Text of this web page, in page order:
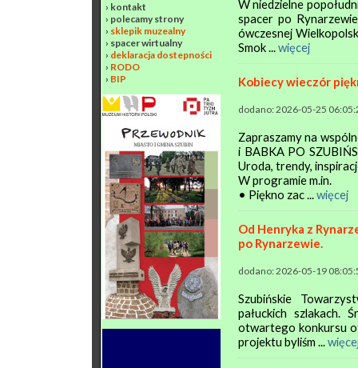
› kontakt
› polecamy strony
› sklepik muzealny
› spacer wirtualny
› deklaracja dostepności
› RODO
› BIP
W niedzielne
spacer po
ówczesnej
Smok ...więcej
Kobiecy wieczór
dodano: 2026-05-25
Zapraszamy na
i BABKA PO
Uroda, trendy,
W programie m.in.
• Piękno zac ...więcej
Od Henryka z
po Rynarzewie.
dodano: 2026-05-19
Szubińskie
pałuckich szlakach.
otwartego konkursu
projektu byliśm ...